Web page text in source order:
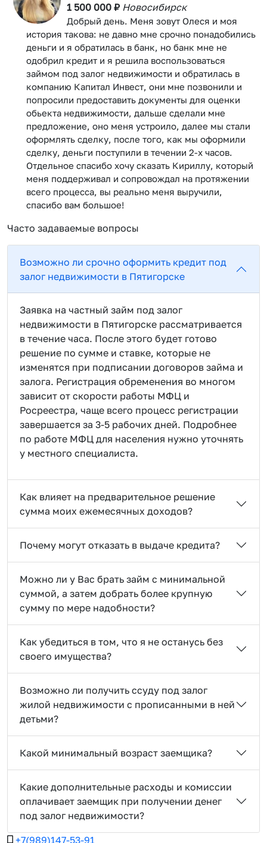
1 500 000 ₽ Новосибирск
Добрый день. Меня зовут Олеся и моя
история такова: не давно мне срочно понадобились
деньги и я обратилась в банк, но банк мне не
одобрил кредит и я решила воспользоваться
займом под залог недвижимости и обратилась в
компанию Капитал Инвест, они мне позвонили и
попросили предоставить документы для оценки
обьекта недвижимости, дальше сделали мне
предложение, оно меня устроило, далее мы стали
оформлять сделку, после того, как мы оформили
сделку, деньги поступили в течении 2-х часов.
Отдельное спасибо хочу сказать Кириллу, который
меня поддерживал и сопровождал на протяжении
всего процесса, вы реально меня выручили,
спасибо вам большое!
Часто задаваемые вопросы
Возможно ли срочно оформить кредит под
залог недвижимости в Пятигорске
Заявка на частный займ под залог
недвижимости в Пятигорске рассматривается
в течение часа. После этого будет готово
решение по сумме и ставке, которые не
изменятся при подписании договоров займа и
залога. Регистрация обременения во многом
зависит от скорости работы МФЦ и
Росреестра, чаще всего процесс регистрации
завершается за 3-5 рабочих дней. Подробнее
по работе МФЦ для населения нужно уточнять
у местного специалиста.
Как влияет на предварительное решение
сумма моих ежемесячных доходов?
Почему могут отказать в выдаче кредита?
Можно ли у Вас брать займ с минимальной
суммой, а затем добрать более крупную
сумму по мере надобности?
Как убедиться в том, что я не останусь без
своего имущества?
Возможно ли получить ссуду под залог
жилой недвижимости с прописанными в ней
детьми?
Какой минимальный возраст заемщика?
Какие дополнительные расходы и комиссии
оплачивает заемщик при получении денег
под залог недвижимости?
+7(989)147-53-91